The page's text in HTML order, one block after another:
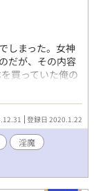
しまった。女神
だが、その内容
買っていた俺の
に転生させ
いわゆる総受け
性的な意味で襲
ドSな勇者様、術
なり求婚して
った愛情と快
た。 人間の女
言い訳して、淫
登録日 2020.1.22
淫魔